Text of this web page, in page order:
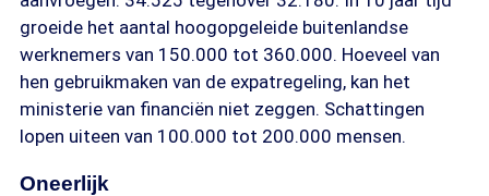
groeide het aantal hoogopgeleide buitenlandse
werknemers van 150.000 tot 360.000. Hoeveel van
hen gebruikmaken van de expatregeling, kan het
ministerie van financiën niet zeggen. Schattingen
lopen uiteen van 100.000 tot 200.000 mensen.
Oneerlijk